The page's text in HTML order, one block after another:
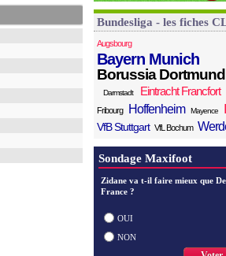
Bundesliga - les fiches
Augsbourg
Bayern Munich
Borussia Dortmund
Darmstadt Eintracht Francfort
Fribourg Hoffenheim Mayence
VfB Stuttgart VfL Bochum
Sondage Maxifoot
Zidane va t-il faire mieux que
France ?
OUI
NON